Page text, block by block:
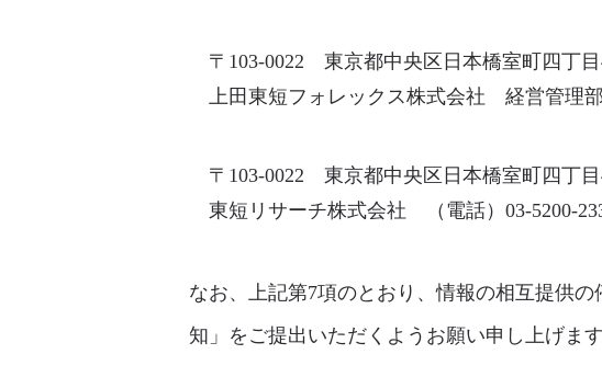
〒103-0022 東京都中央区日本橋室町四丁
上田東短フォレックス株式会社 経営管理
〒103-0022 東京都中央区日本橋室町四丁
東短リサーチ株式会社 （電話）03-5200-
なお、上記第7項のとおり、情報の相互提供
知」をご提出いただくようお願い申し上げます